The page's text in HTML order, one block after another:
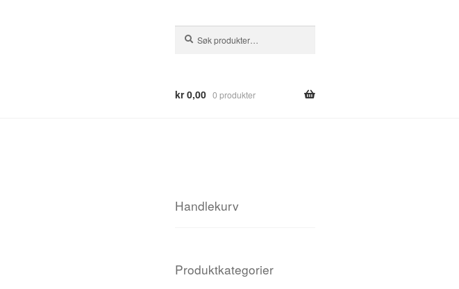
etter:
kr0,00 0 produkter
Handlekurv
Produktkategorier